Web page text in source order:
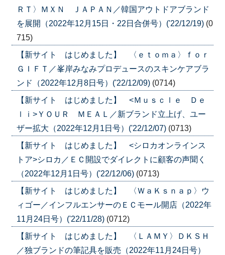
ＲＴ〉ＭＸＮ ＪＡＰＡＮ／韓国アウトドアブランド
を展開（2022年12月15日・22日合併号）('22/12/19) (0
715)
【新サイト はじめました】 〈ｅｔｏｍａ〉ｆｏｒ
ＧＩＦＴ／峯岸みなみプロデュースのスキンケアブラ
ンド（2022年12月8日号）('22/12/09) (0714)
【新サイト はじめました】 <Ｍｕｓｃｌｅ Ｄｅ
ｌｉ>ＹＯＵＲ ＭＥＡＬ／新ブランド立上げ、ユー
ザー拡大（2022年12月1日号）('22/12/07) (0713)
【新サイト はじめました】 <シロカオンラインス
トア>シロカ／ＥＣ開設でダイレクトに顧客の声聞く
（2022年12月1日号）('22/12/06) (0713)
【新サイト はじめました】 〈ＷａＫｓｎａｐ〉ウ
ィゴー／インフルエンサーのＥＣモール開店（2022年
11月24日号）('22/11/28) (0712)
【新サイト はじめました】 〈ＬＡＭＹ〉ＤＫＳＨ
／独ブランドの筆記具を販売（2022年11月24日号）